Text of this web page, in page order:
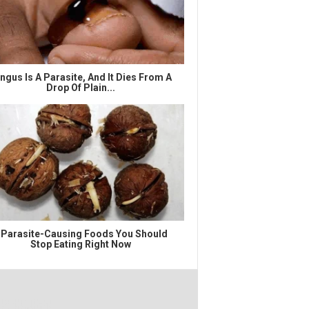
Is A Parasite, And It Dies From A
Drop Of Plain...
Causing Foods You Should
Stop Eating Right Now